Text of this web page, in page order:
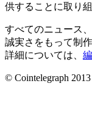
供することに取り
すべてのニュース
誠実さをもって制
詳細については、
© Cointelegraph